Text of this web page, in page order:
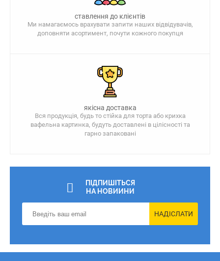
ставлення до клієнтів
Ми намагаємось врахувати запити наших відвідувачів,
доповняти асортимент, почути кожного покупця
якісна доставка
Вся продукція, будь то стійка для торта або крихка
вафельна картинка, будуть доставлені в цілісності та
гарно запаковані
ПІДПИШІТЬСЯ
НА НОВИИНИ
НАДІСЛАТИ